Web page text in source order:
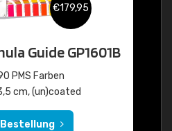
€179,95
Guide GP1601B
PMS Farben
cm, (un)coated